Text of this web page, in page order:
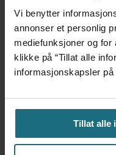
Vi benytter
annonser et personlig
mediefunksjoner og for
klikke på “Tillat alle
informasjonskapsler
Tillat alle
FORSKNING
Vi